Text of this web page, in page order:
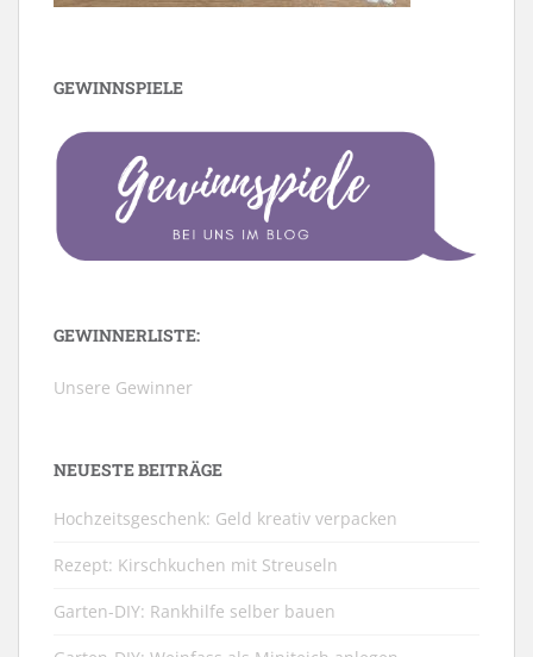
GEWINNSPIELE
GEWINNERLISTE:
Unsere Gewinner
NEUESTE BEITRÄGE
Hochzeitsgeschenk: Geld kreativ verpacken
Rezept: Kirschkuchen mit Streuseln
Garten-DIY: Rankhilfe selber bauen